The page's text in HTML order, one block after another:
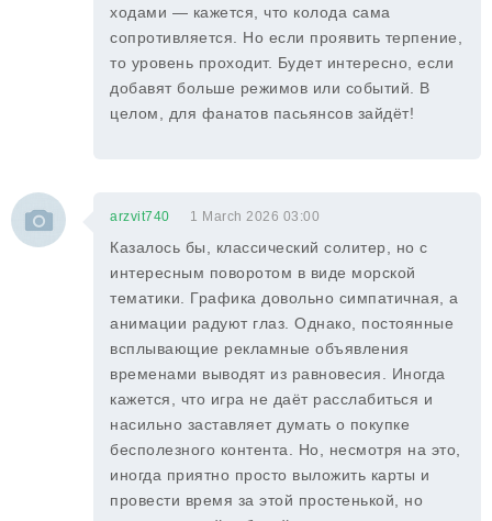
ходами — кажется, что колода сама
сопротивляется. Но если проявить терпение,
то уровень проходит. Будет интересно, если
добавят больше режимов или событий. В
целом, для фанатов пасьянсов зайдёт!
arzvit740 1 March 2026 03:00
Казалось бы, классический солитер, но с
интересным поворотом в виде морской
тематики. Графика довольно симпатичная, а
анимации радуют глаз. Однако, постоянные
всплывающие рекламные объявления
временами выводят из равновесия. Иногда
кажется, что игра не даёт расслабиться и
насильно заставляет думать о покупке
бесполезного контента. Но, несмотря на это,
иногда приятно просто выложить карты и
провести время за этой простенькой, но